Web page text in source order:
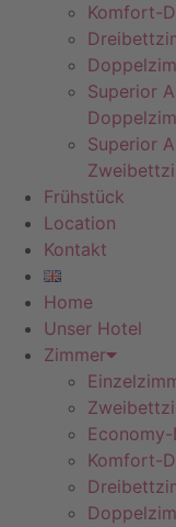
Komfort-
Superior
Superior
Frühstück
Location
Kontakt
Home
Unser Hotel
Zimmer
Komfort-